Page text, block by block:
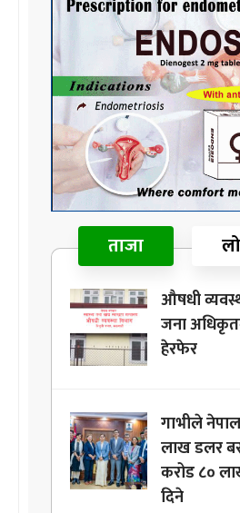
ताजा
औषधी
जना
हेरफेर
गाभीले
लाख डलर
करोड ८०
दिने